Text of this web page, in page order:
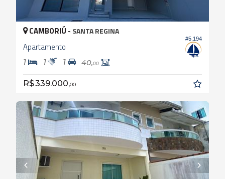
#5.194
CAMBORIÚ - SANTA REGINA
Apartamento
1 1 1 40,00
R$ 339.000,00